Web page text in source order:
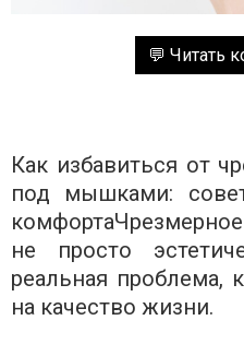
💬 Читать
Как избавиться от
под мышками:
не просто
реальная проблема,
на качество жизни.